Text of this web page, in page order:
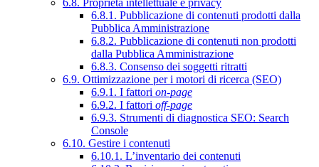
6.8. Proprietà intellettuale e privacy
6.8.1. Pubblicazione di contenuti prodotti dalla
Pubblica Amministrazione
6.8.2. Pubblicazione di contenuti non prodotti
dalla Pubblica Amministrazione
6.8.3. Consenso dei soggetti ritratti
6.9. Ottimizzazione per i motori di ricerca (SEO)
6.9.1. I fattori on-page
6.9.2. I fattori off-page
6.9.3. Strumenti di diagnostica SEO: Search
Console
6.10. Gestire i contenuti
6.10.1. L’inventario dei contenuti